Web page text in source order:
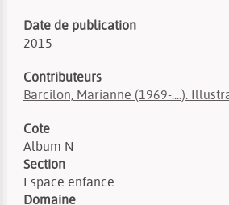
Date de publication
2015
Contributeurs
Barcilon, Marianne (1969-....).
Cote
Album N
Section
Espace enfance
Domaine